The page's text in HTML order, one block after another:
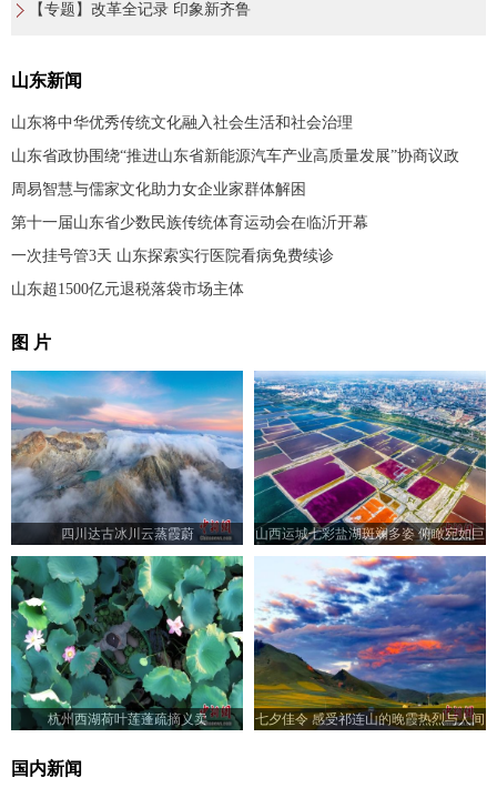
【专题】改革全记录 印象新齐鲁
山东新闻
山东将中华优秀传统文化融入社会生活和社会治理
山东省政协围绕“推进山东省新能源汽车产业高质量发展”协商议政
周易智慧与儒家文化助力女企业家群体解困
第十一届山东省少数民族传统体育运动会在临沂开幕
一次挂号管3天 山东探索实行医院看病免费续诊
山东超1500亿元退税落袋市场主体
图 片
四川达古冰川云蒸霞蔚
山西运城七彩盐湖斑斓多姿 俯瞰宛如巨
型调色板
杭州西湖荷叶莲蓬疏摘义卖
七夕佳令 感受祁连山的晚霞热烈与人间
国内新闻